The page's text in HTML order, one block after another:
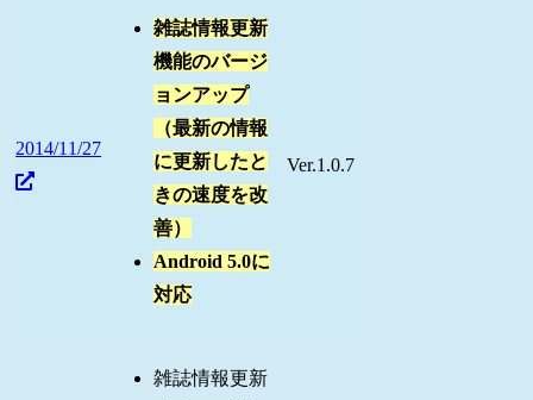
2014/11/27
雑誌情報更新
機能のバージ
ョンアップ
（最新の情報
に更新したと
きの速度を改
善）
Android 5.0に
対応
Ver.1.0.7
雑誌情報更新